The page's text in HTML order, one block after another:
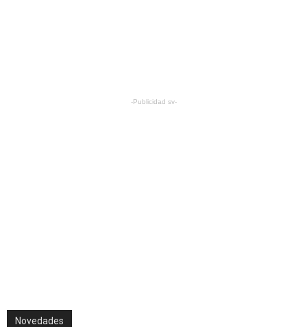
-Publicidad sv-
Novedades